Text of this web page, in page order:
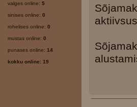
valges online: 5
sinises online: 0
rohelises online: 0
mustas online: 0
punases online: 14
kokku online: 19